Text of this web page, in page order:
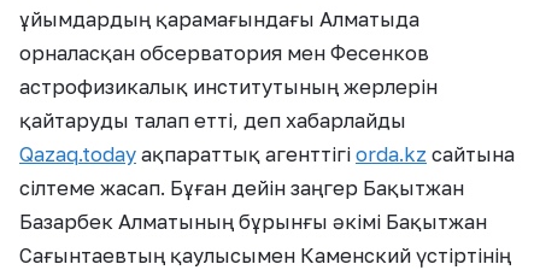
ұйымдардың қарамағындағы Алматыда
орналасқан обсерватория мен Фесенков
астрофизикалық институтының жерлерін
қайтаруды талап етті, деп хабарлайды
Qazaq.today ақпараттық агенттігі orda.kz сайтына
сілтеме жасап. Бұған дейін заңгер Бақытжан
Базарбек Алматының бұрынғы әкімі Бақытжан
Сағынтаевтың қаулысымен Каменский үстіртінің